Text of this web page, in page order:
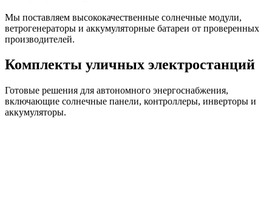
Мы поставляем высококачественные солнечные модули,
ветрогенераторы и аккумуляторные батареи от проверенных
производителей.
Комплекты уличных электростанций
Готовые решения для автономного энергоснабжения,
включающие солнечные панели, контроллеры, инверторы и
аккумуляторы.